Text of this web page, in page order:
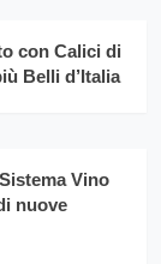
con Calici di
Belli d’Italia
Vino
nuove